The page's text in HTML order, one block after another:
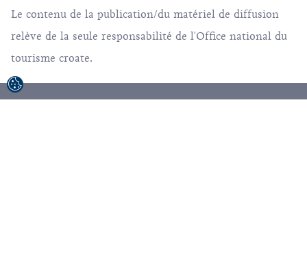
Le contenu de la publication/du matériel de diffusion
relève de la seule responsabilité de l'Office national du
tourisme croate.